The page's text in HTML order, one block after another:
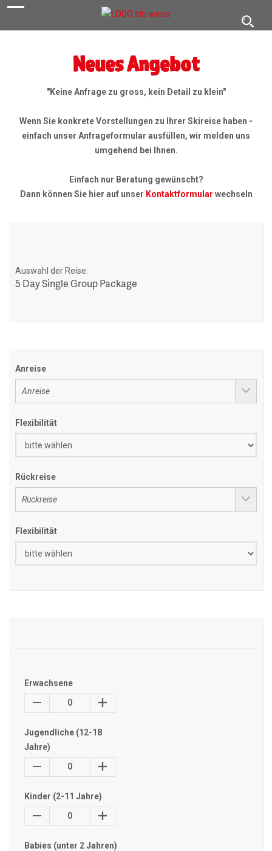
Neues Angebot
"Keine Anfrage zu gross, kein Detail zu klein"
Wenn Sie konkrete Vorstellungen zu Ihrer Skireise haben -
einfach unser Anfrageformular ausfüllen, wir melden uns
umgehend bei Ihnen.
Einfach nur Beratung gewünscht?
Dann können Sie hier auf unser Kontaktformular wechseln
Auswahl der Reise:
5 Day Single Group Package
Anreise
Flexibilität
Rückreise
Flexibilität
Erwachsene
0
Jugendliche (12-18
Jahre)
0
Kinder (2-11 Jahre)
0
Babies (unter 2 Jahren)